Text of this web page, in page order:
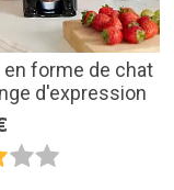
en forme de chat
d'expression